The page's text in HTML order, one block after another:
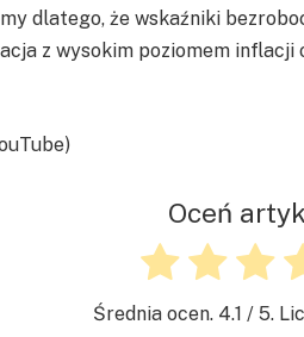
dlatego, że wskaźniki
z wysokim poziomem inflacji
Oceń
Średnia ocen. 4.1 / 5.